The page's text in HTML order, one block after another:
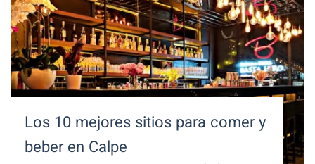
Los 10 mejores sitios para comer y
beber en Calpe